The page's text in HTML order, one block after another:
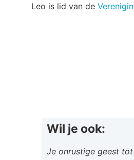
Leo is lid van de
Wil je ook:
Je onrustige geest